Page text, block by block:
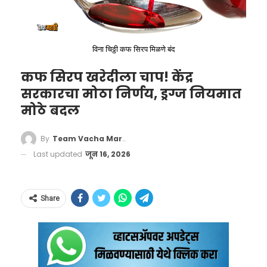
BREAKING: India announces the
4 Indian astronauts for the
#Gaganyaanmission to space.
The four chosen IAF pilots are:
Gp Capt Prashanth Nair
Gp Capt Ajit Krishnan
Wg Cdr Shubhanshu Shukla
Big congratulations to the 4 and
their families!
विना चिठ्ठी कफ सिरप मिळणे बंद
कफ सिरप खरेदीला चाप! केंद्र
सरकारचा मोठा निर्णय, ड्रग्ज नियमात
मोठे बदल
By Team Vacha Marathi
Last updated जून 16, 2026
Share